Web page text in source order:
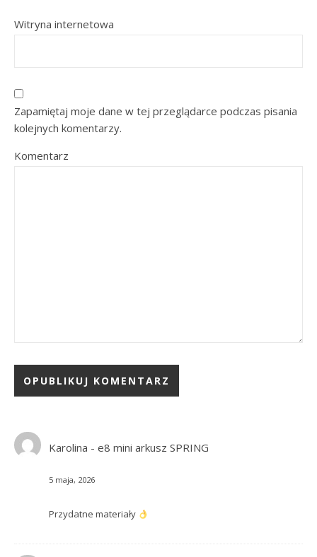
Witryna internetowa
Zapamiętaj moje dane w tej przeglądarce podczas pisania
kolejnych komentarzy.
Komentarz
Karolina - e8 mini arkusz SPRING
5 maja, 2026
Przydatne materiały